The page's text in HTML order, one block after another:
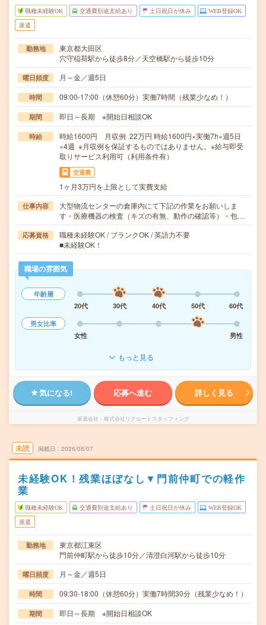
職種未経験OK 交通費別途支給あり 土日祝日が休み WEB登録OK
派遣
勤務地
東京都大田区
穴守稲荷駅から徒歩8分／天空橋駅から徒歩10分
曜日頻度 月～金／週5日
時間 09:00-17:00（休憩60分）実働7時間（残業少なめ！）
期間 即日～長期 ※開始日相談OK
時給
時給1600円 月収例 22万円 時給1600円×実働7h×週5日
×4週 ※月収例を保証するものではありません。※給与即受
取りサービス利用可（利用条件有）
交通費
1ヶ月3万円を上限として実費支給
仕事内容
大型物流センターの倉庫内にて下記の作業をお願いしま
す・医療機器の検査（キズの有無、動作の確認等）・包…
応募資格
職種未経験OK / ブランクOK / 英語力不要
■未経験OK！
職場の雰囲気
年齢層
20代
30代 40代 50代
60代
男女比率
女性
男性
もっと見る
気になる! 応募へ進む 詳しく見る
派遣会社 株式会社リクルートスタッフィング
未読 掲載日 2026/08/07
未経験OK！残業ほぼなし▼門前仲町での軽作
業
職種未経験OK 交通費別途支給あり 土日祝日が休み WEB登録OK
派遣
勤務地
東京都江東区
門前仲町駅から徒歩10分／清澄白河駅から徒歩10分
曜日頻度 月～金／週5日
時間 09:30-18:00（休憩60分）実働7時間30分（残業少なめ！）
期間 即日～長期 ※開始日相談OK